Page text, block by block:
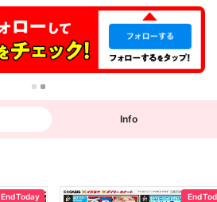
o
l
l
o
w
Info
End Today End